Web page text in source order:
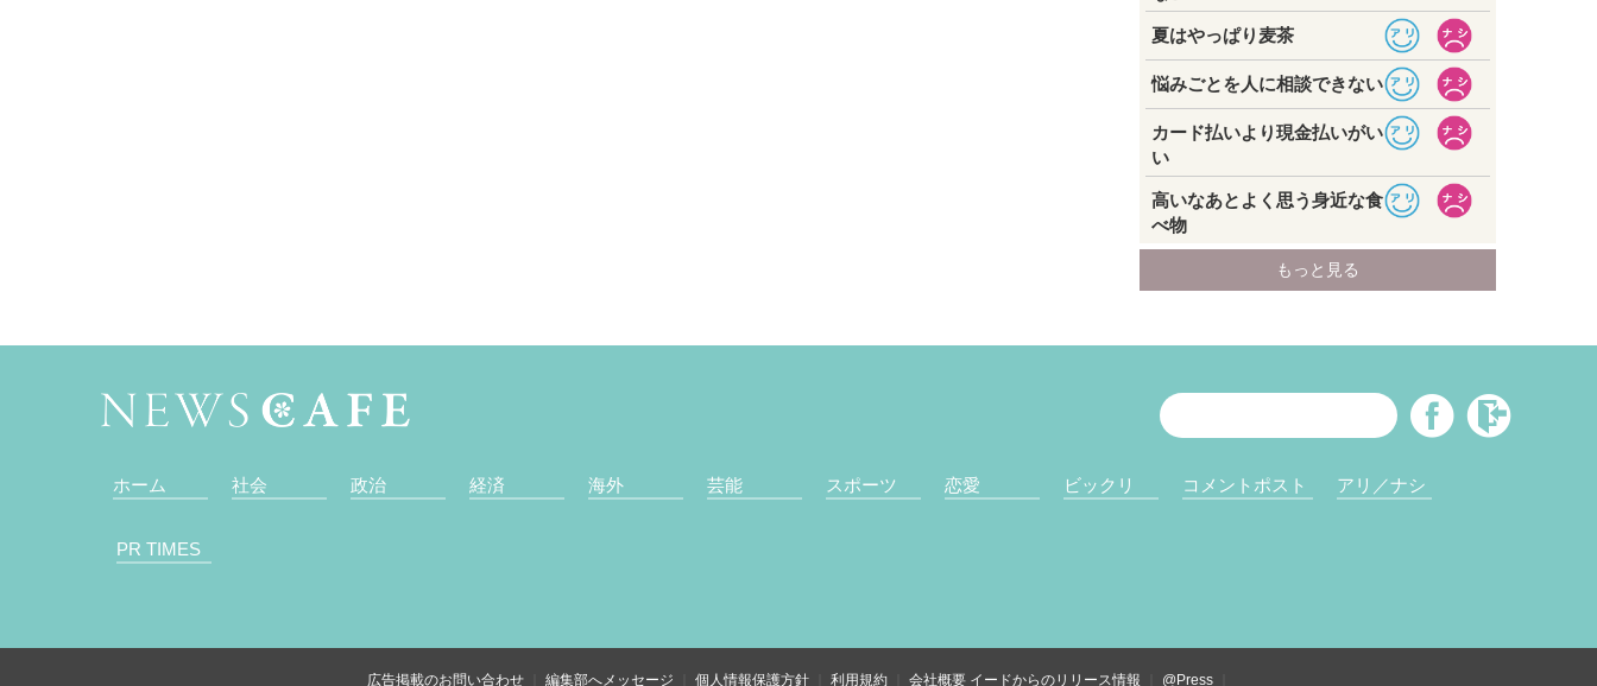
ホーム 社会 政治 経済 海外 芸能 スポーツ 恋愛 ビックリ コメントポスト アリ／ナシ
PR TIMES
広告掲載のお問い合わせ 編集部へメッセージ 個人情報保護方針 利用規約 会社概要 イードからのリリース情報 @Press